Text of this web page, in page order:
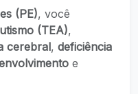
(PE), você
(TEA),
cerebral, deficiência
e